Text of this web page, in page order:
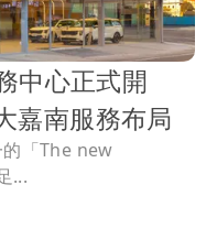
中心正式開
嘉南服務布局
「The new
...